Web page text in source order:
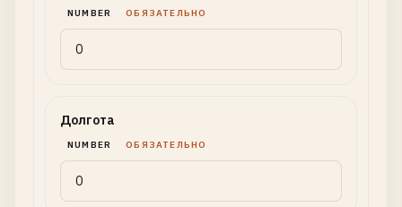
NUMBER ОБЯЗАТЕЛЬНО
Долгота
NUMBER ОБЯЗАТЕЛЬНО